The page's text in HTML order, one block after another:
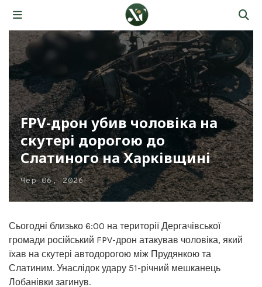
FPV-дрон убив чоловіка на
скутері дорогою до
Слатиного на Харківщині
Чер 06, 2026
Сьогодні близько 6:00 на території Дергачівської
громади російський FPV-дрон атакував чоловіка, який
їхав на скутері автодорогою між Прудянкою та
Слатиним. Унаслідок удару 51-річний мешканець
Лобанівки загинув.